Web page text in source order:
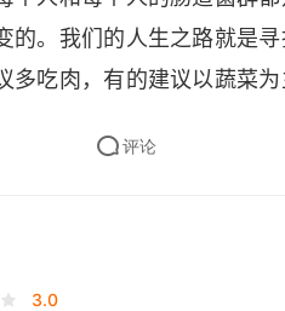
含有坚果
的。我们的人生之路就是
多吃肉，有的建议以蔬菜
品。饮食越多样，肠道菌
评论
3.0